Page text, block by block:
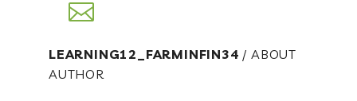
LEARNING12_FARMINFIN34 / ABOUT
AUTHOR